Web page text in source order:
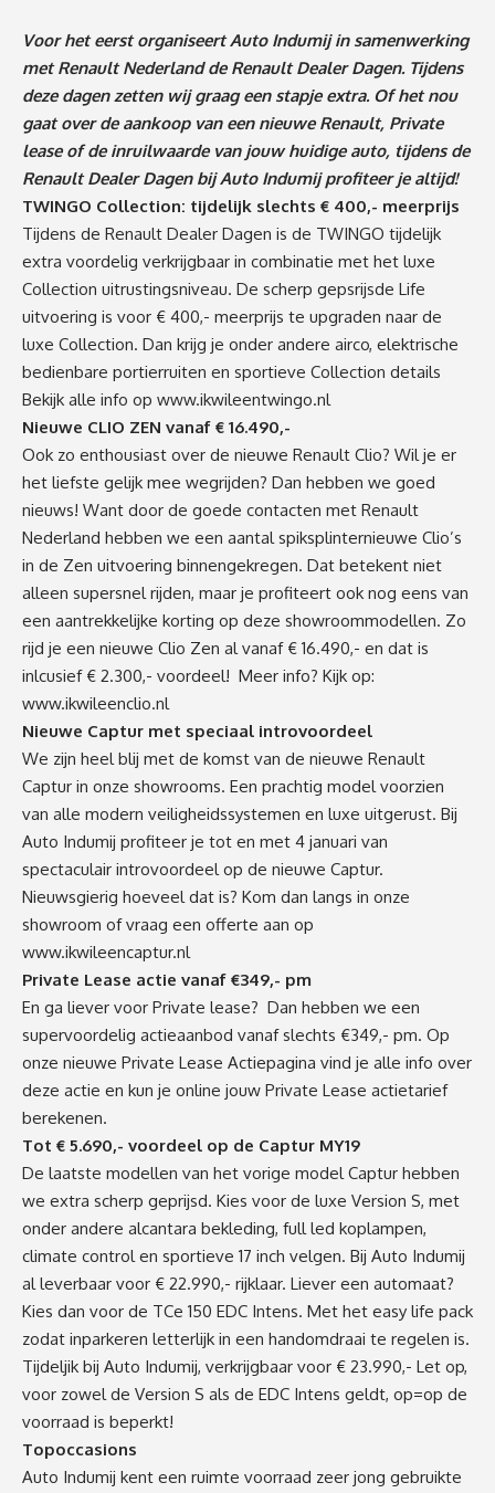
Voor het eerst organiseert Auto Indumij in samenwerking
met Renault Nederland de Renault Dealer Dagen. Tijdens
deze dagen zetten wij graag een stapje extra. Of het nou
gaat over de aankoop van een nieuwe Renault, Private
lease of de inruilwaarde van jouw huidige auto, tijdens de
Renault Dealer Dagen bij Auto Indumij profiteer je altijd!
TWINGO Collection: tijdelijk slechts € 400,- meerprijs
Tijdens de Renault Dealer Dagen is de TWINGO tijdelijk
extra voordelig verkrijgbaar in combinatie met het luxe
Collection uitrustingsniveau. De scherp gepsrijsde Life
uitvoering is voor € 400,- meerprijs te upgraden naar de
luxe Collection. Dan krijg je onder andere airco, elektrische
bedienbare portierruiten en sportieve Collection details
Bekijk alle info op www.ikwileentwingo.nl
Nieuwe CLIO ZEN vanaf € 16.490,-
Ook zo enthousiast over de nieuwe Renault Clio? Wil je er
het liefste gelijk mee wegrijden? Dan hebben we goed
nieuws! Want door de goede contacten met Renault
Nederland hebben we een aantal spiksplinternieuwe Clio’s
in de Zen uitvoering binnengekregen. Dat betekent niet
alleen supersnel rijden, maar je profiteert ook nog eens van
een aantrekkelijke korting op deze showroommodellen. Zo
rijd je een nieuwe Clio Zen al vanaf € 16.490,- en dat is
inlcusief € 2.300,- voordeel! Meer info? Kijk op:
www.ikwileenclio.nl
Nieuwe Captur met speciaal introvoordeel
We zijn heel blij met de komst van de nieuwe Renault
Captur in onze showrooms. Een prachtig model voorzien
van alle modern veiligheidssystemen en luxe uitgerust. Bij
Auto Indumij profiteer je tot en met 4 januari van
spectaculair introvoordeel op de nieuwe Captur.
Nieuwsgierig hoeveel dat is? Kom dan langs in onze
showroom of vraag een offerte aan op
www.ikwileencaptur.nl
Private Lease actie vanaf €349,- pm
En ga liever voor Private lease? Dan hebben we een
supervoordelig actieaanbod vanaf slechts €349,- pm. Op
onze nieuwe Private Lease Actiepagina vind je alle info over
deze actie en kun je online jouw Private Lease actietarief
berekenen.
Tot € 5.690,- voordeel op de Captur MY19
De laatste modellen van het vorige model Captur hebben
we extra scherp geprijsd. Kies voor de luxe Version S, met
onder andere alcantara bekleding, full led koplampen,
climate control en sportieve 17 inch velgen. Bij Auto Indumij
al leverbaar voor € 22.990,- rijklaar. Liever een automaat?
Kies dan voor de TCe 150 EDC Intens. Met het easy life pack
zodat inparkeren letterlijk in een handomdraai te regelen is.
Tijdeljik bij Auto Indumij, verkrijgbaar voor € 23.990,- Let op,
voor zowel de Version S als de EDC Intens geldt, op=op de
voorraad is beperkt!
Topoccasions
Auto Indumij kent een ruimte voorraad zeer jong gebruikte